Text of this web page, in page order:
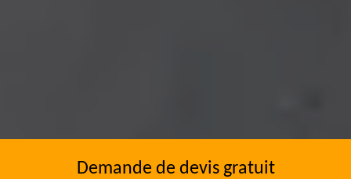
Demande de devis gratuit